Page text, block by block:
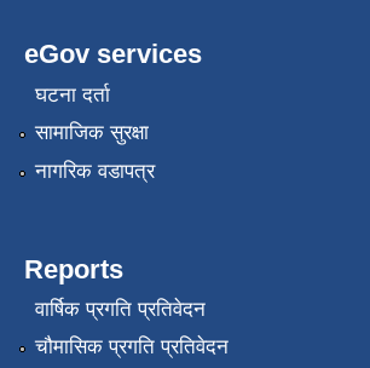
eGov services
घटना दर्ता
सामाजिक सुरक्षा
नागरिक वडापत्र
Reports
वार्षिक प्रगति प्रतिवेदन
चौमासिक प्रगति प्रतिवेदन